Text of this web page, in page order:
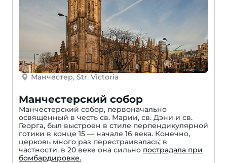
Манчестер, Str. Victoria
Манчестерский собор
Манчестерский собор, первоначально
освящённый в честь св. Марии, св. Дэни и св.
Георга, был выстроен в стиле перпендикулярной
готики в конце 15 — начале 16 века. Конечно,
церковь много раз перестраивалась; в
частности, в 20 веке она сильно пострадала при
бомбардировке.